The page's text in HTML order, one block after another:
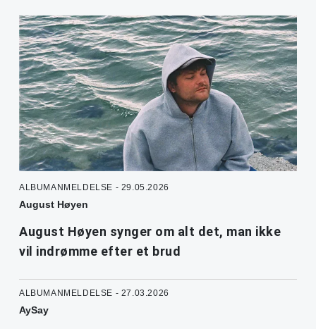
ALBUMANMELDELSE - 29.05.2026
August Høyen
August Høyen synger om alt det, man ikke
vil indrømme efter et brud
ALBUMANMELDELSE - 27.03.2026
AySay